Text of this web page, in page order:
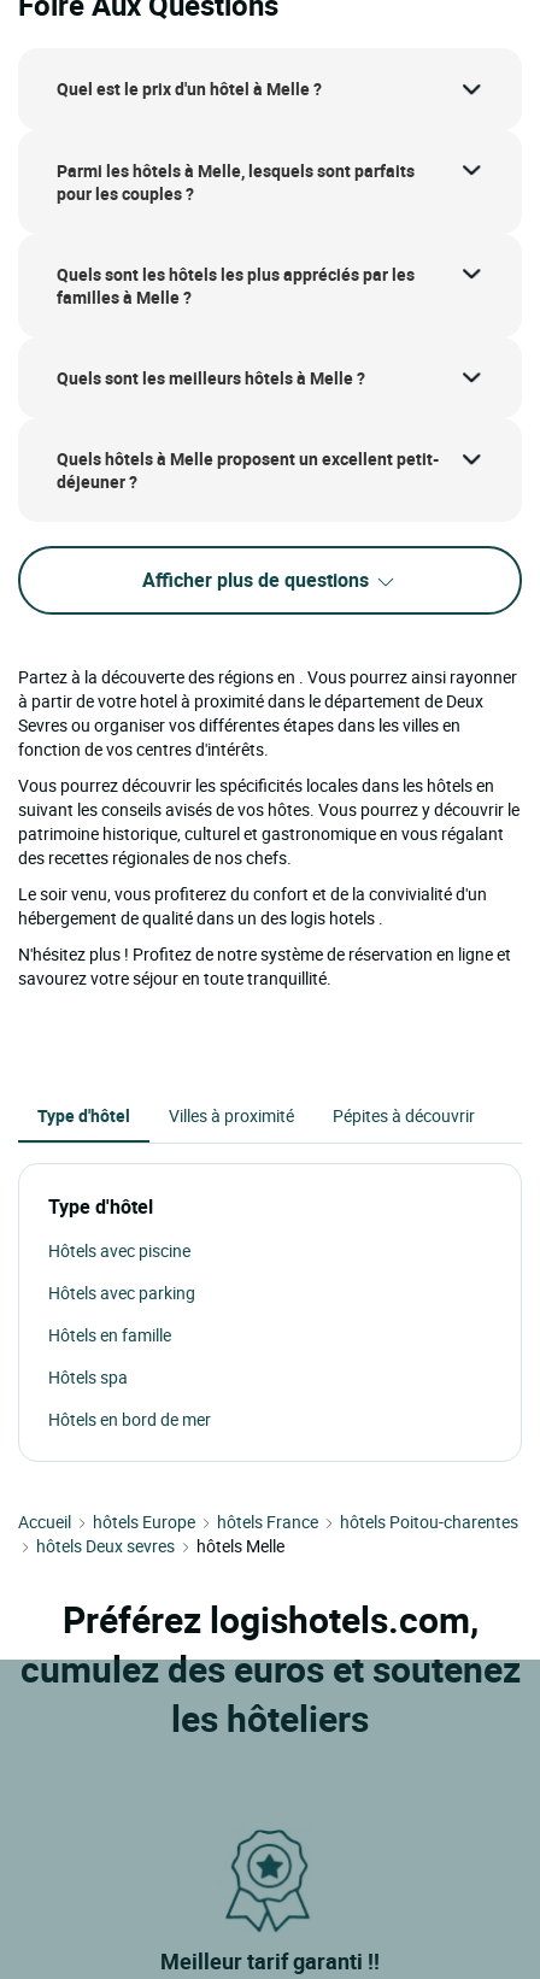
Quel est le prix d'un hôtel à Melle ?
Parmi les hôtels à Melle, lesquels sont parfaits
pour les couples ?
Quels sont les hôtels les plus appréciés par les
familles à Melle ?
Quels sont les meilleurs hôtels à Melle ?
Quels hôtels à Melle proposent un excellent petit-
déjeuner ?
Afficher plus de questions
Partez à la découverte des régions en . Vous pourrez ainsi rayonner
à partir de votre hotel à proximité dans le département de Deux
Sevres ou organiser vos différentes étapes dans les villes en
fonction de vos centres d'intérêts.
Vous pourrez découvrir les spécificités locales dans les hôtels en
suivant les conseils avisés de vos hôtes. Vous pourrez y découvrir le
patrimoine historique, culturel et gastronomique en vous régalant
des recettes régionales de nos chefs.
Le soir venu, vous profiterez du confort et de la convivialité d'un
hébergement de qualité dans un des logis hotels .
N'hésitez plus ! Profitez de notre système de réservation en ligne et
savourez votre séjour en toute tranquillité.
Type d'hôtel Villes à proximité Pépites à découvrir
Type d'hôtel
Hôtels avec piscine
Hôtels avec parking
Hôtels en famille
Hôtels spa
Hôtels en bord de mer
Accueil hôtels Europe hôtels France
hôtels Poitou-charentes
hôtels Deux sevres
hôtels Melle
Préférez logishotels.com,
cumulez des euros et soutenez
les hôteliers
Meilleur tarif garanti !!